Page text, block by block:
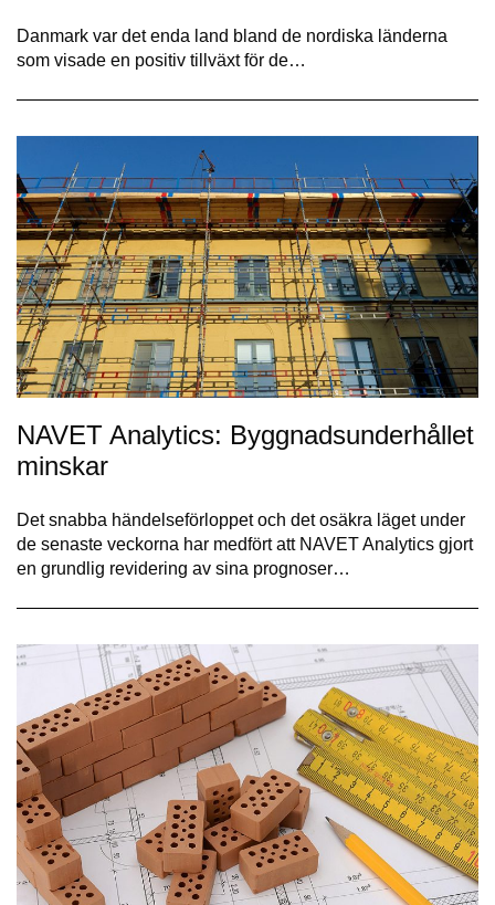
Danmark var det enda land bland de nordiska länderna
som visade en positiv tillväxt för de…
NAVET Analytics: Byggnadsunderhållet
minskar
Det snabba händelseförloppet och det osäkra läget under
de senaste veckorna har medfört att NAVET Analytics gjort
en grundlig revidering av sina prognoser…